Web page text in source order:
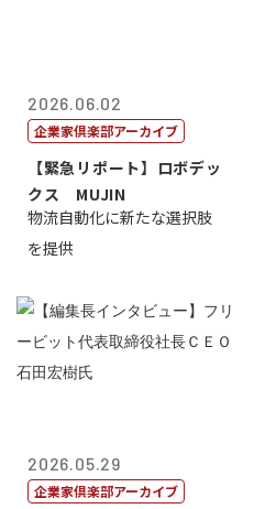
2026.06.02
企業家倶楽部アーカイブ
【緊急リポート】ロボデッ
クス MUJIN
物流自動化に新たな選択肢
を提供
2026.05.29
企業家倶楽部アーカイブ